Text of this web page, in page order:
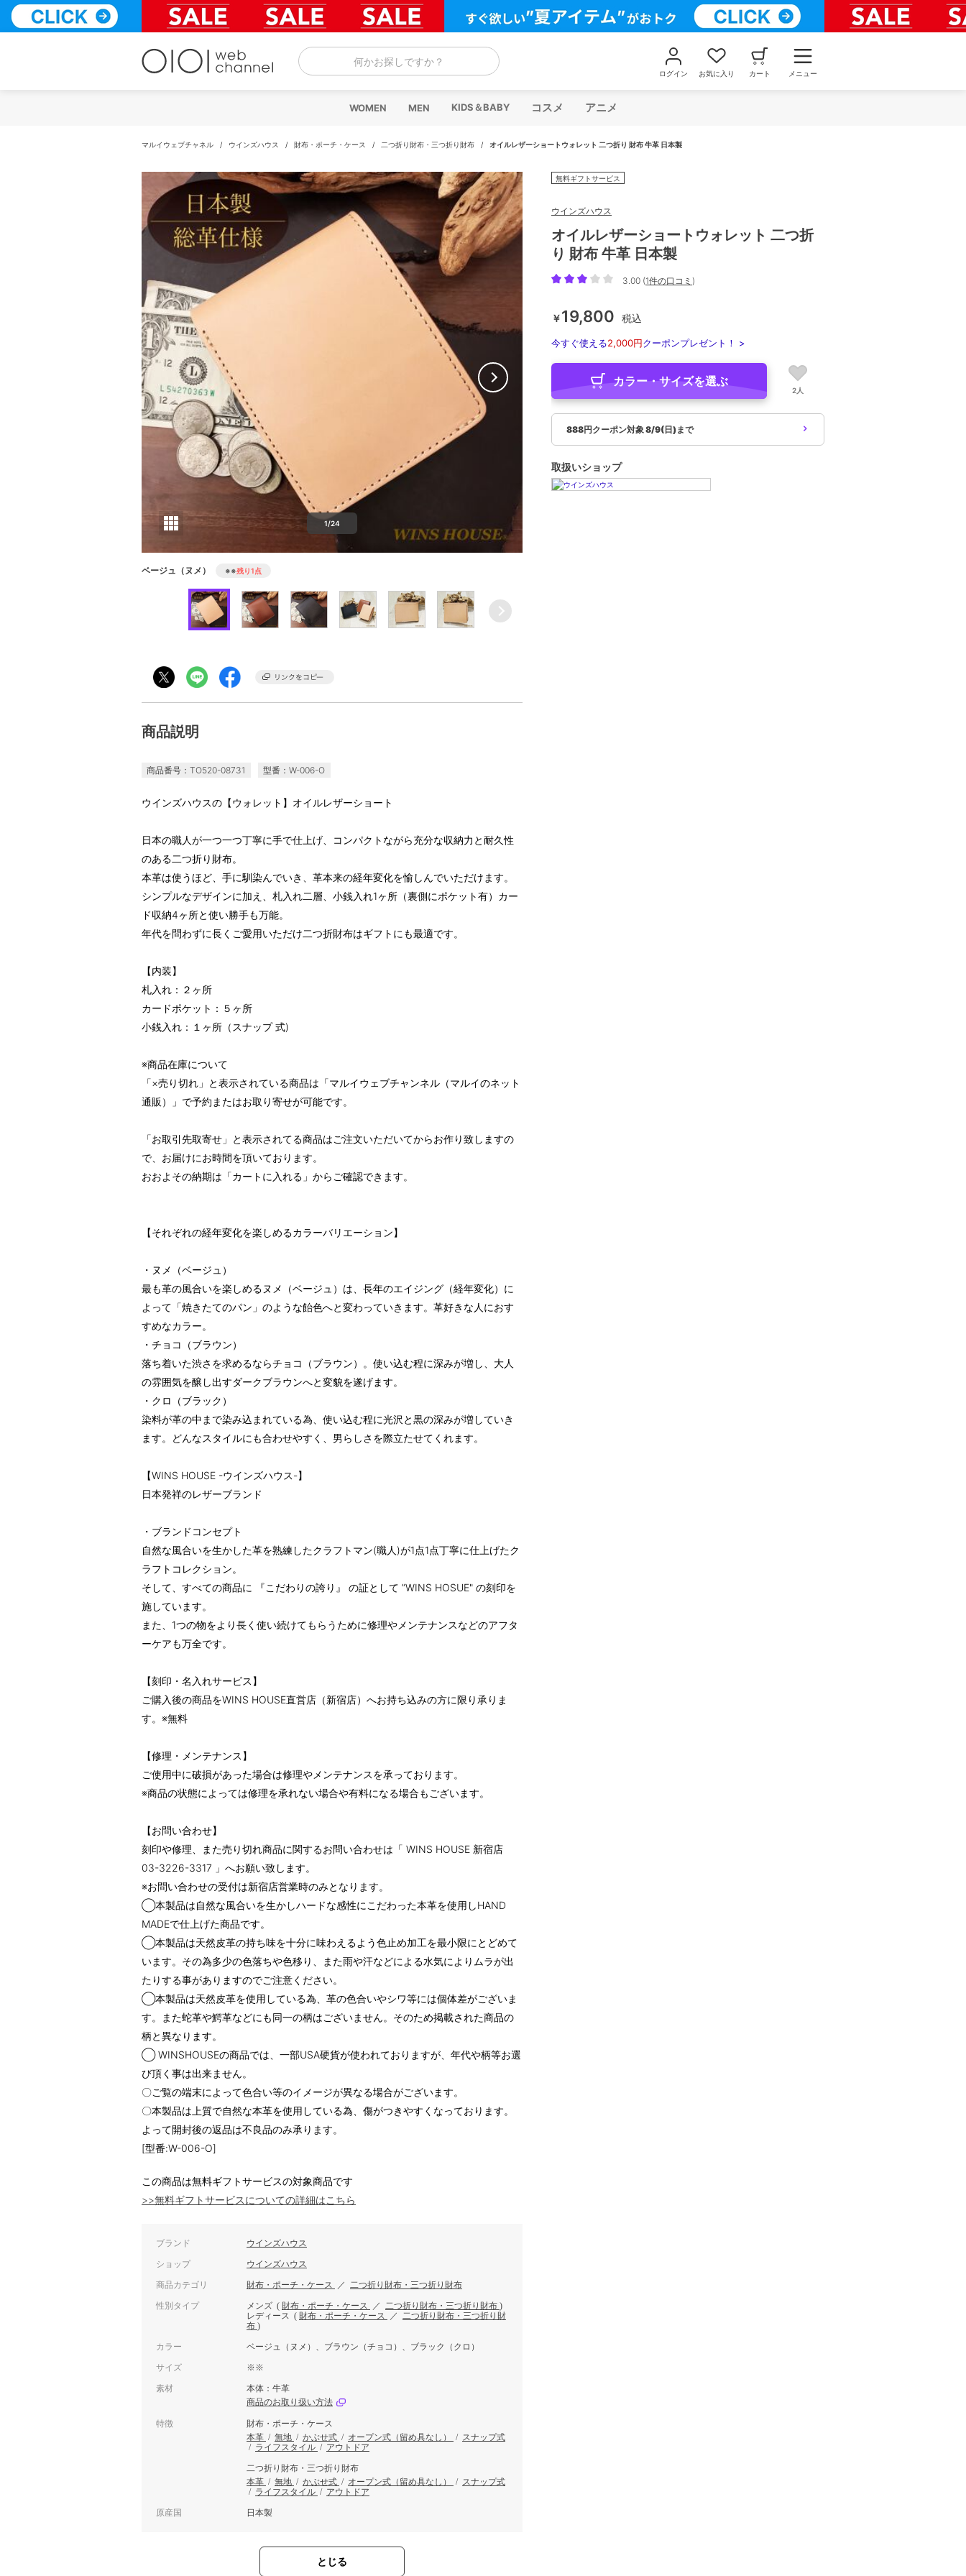
テ
何かお探しですか？
ログイン お気に入り カート メニュー
WOMEN MEN KIDS＆BABY コスメ アニメ
マルイウェブチャネル / ウインズハウス / 財布・ポーチ・ケース / 二つ折り財布・三つ折り財布 / オイルレザーショートウォレット 二つ折り 財布 牛革 日本製
1/24
ベージュ（ヌメ） ※※残り1点
商品説明
商品番号：TO520-08731 型番：W-006-O
ウインズハウスの【ウォレット】オイルレザーショート
日本の職人が一つ一つ丁寧に手で仕上げ、コンパクトながら充分な収納力と耐久性
のある二つ折り財布。
本革は使うほど、手に馴染んでいき、革本来の経年変化を愉しんでいただけます。
シンプルなデザインに加え、札入れ二層、小銭入れ1ヶ所（裏側にポケット有）カー
ド収納4ヶ所と使い勝手も万能。
年代を問わずに長くご愛用いただけ二つ折財布はギフトにも最適です。
【内装】
札入れ：２ヶ所
カードポケット：５ヶ所
小銭入れ：１ヶ所（スナップ 式)
※商品在庫について
「×売り切れ」と表示されている商品は「マルイウェブチャンネル（マルイのネット
通販）」で予約またはお取り寄せが可能です。
「お取引先取寄せ」と表示されてる商品はご注文いただいてからお作り致しますの
で、お届けにお時間を頂いております。
おおよその納期は「カートに入れる」からご確認できます。
【それぞれの経年変化を楽しめるカラーバリエーション】
・ヌメ（ベージュ）
最も革の風合いを楽しめるヌメ（ベージュ）は、長年のエイジング（経年変化）に
よって「焼きたてのパン」のような飴色へと変わっていきます。革好きな人におす
すめなカラー。
・チョコ（ブラウン）
落ち着いた渋さを求めるならチョコ（ブラウン）。使い込む程に深みが増し、大人
の雰囲気を醸し出すダークブラウンへと変貌を遂げます。
・クロ（ブラック）
染料が革の中まで染み込まれている為、使い込む程に光沢と黒の深みが増していき
ます。どんなスタイルにも合わせやすく、男らしさを際立たせてくれます。
【WINS HOUSE -ウインズハウス-】
日本発祥のレザーブランド
・ブランドコンセプト
自然な風合いを生かした革を熟練したクラフトマン(職人)が1点1点丁寧に仕上げたク
ラフトコレクション。
そして、すべての商品に 『こだわりの誇り』 の証として ”WINS HOSUE" の刻印を
施しています。
また、1つの物をより長く使い続けてもらうために修理やメンテナンスなどのアフタ
ーケアも万全です。
【刻印・名入れサービス】
ご購入後の商品をWINS HOUSE直営店（新宿店）へお持ち込みの方に限り承りま
す。※無料
【修理・メンテナンス】
ご使用中に破損があった場合は修理やメンテナンスを承っております。
※商品の状態によっては修理を承れない場合や有料になる場合もございます。
【お問い合わせ】
刻印や修理、また売り切れ商品に関するお問い合わせは「 WINS HOUSE 新宿店
03-3226-3317 」へお願い致します。
※お問い合わせの受付は新宿店営業時のみとなります。
◯本製品は自然な風合いを生かしハードな感性にこだわった本革を使用しHAND
MADEで仕上げた商品です。
◯本製品は天然皮革の持ち味を十分に味わえるよう色止め加工を最小限にとどめて
います。その為多少の色落ちや色移り、また雨や汗などによる水気によりムラが出
たりする事がありますのでご注意ください。
◯本製品は天然皮革を使用している為、革の色合いやシワ等には個体差がございま
す。また蛇革や鰐革などにも同一の柄はございません。そのため掲載された商品の
柄と異なります。
◯ WINSHOUSEの商品では、一部USA硬貨が使われておりますが、年代や柄等お選
び頂く事は出来ません。
〇ご覧の端末によって色合い等のイメージが異なる場合がございます。
〇本製品は上質で自然な本革を使用している為、傷がつきやすくなっております。
よって開封後の返品は不良品のみ承ります。
[型番:W-006-O]
この商品は無料ギフトサービスの対象商品です
>>無料ギフトサービスについての詳細はこちら
ブランド ウインズハウス
ショップ ウインズハウス
商品カテゴリ 財布・ポーチ・ケース ／ 二つ折り財布・三つ折り財布
性別タイプ メンズ ( 財布・ポーチ・ケース ／ 二つ折り財布・三つ折り財布 )
レディース ( 財布・ポーチ・ケース ／ 二つ折り財布・三つ折り財
布 )
カラー ベージュ（ヌメ）、ブラウン（チョコ）、ブラック（クロ）
サイズ ※※
素材
本体：牛革
商品のお取り扱い方法
特徴
財布・ポーチ・ケース
本革 / 無地 / かぶせ式 / オープン式（留め具なし） / スナップ式
/ ライフスタイル / アウトドア
二つ折り財布・三つ折り財布
本革 / 無地 / かぶせ式 / オープン式（留め具なし） / スナップ式
/ ライフスタイル / アウトドア
原産国 日本製
とじる
無料ギフトサービス
ウインズハウス
オイルレザーショートウォレット 二つ折
り 財布 牛革 日本製
3.00 (1件の口コミ )
￥19,800 税込
今すぐ使える2,000円クーポンプレゼント！ >
カラー・サイズを選ぶ
2人
888円クーポン対象 8/9(日)まで
取扱いショップ